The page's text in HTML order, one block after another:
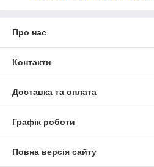
Про нас
Контакти
Доставка та оплата
Графік роботи
Повна версія сайту